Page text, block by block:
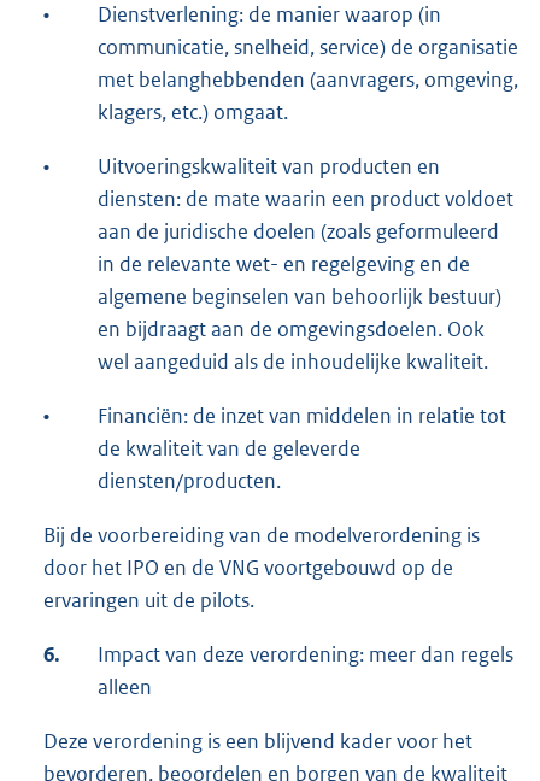
•
Dienstverlening: de manier waarop (in
communicatie, snelheid, service) de organisatie
met belanghebbenden (aanvragers, omgeving,
klagers, etc.) omgaat.
•
Uitvoeringskwaliteit van producten en
diensten: de mate waarin een product voldoet
aan de juridische doelen (zoals geformuleerd
in de relevante wet- en regelgeving en de
algemene beginselen van behoorlijk bestuur)
en bijdraagt aan de omgevingsdoelen. Ook
wel aangeduid als de inhoudelijke kwaliteit.
•
Financiën: de inzet van middelen in relatie tot
de kwaliteit van de geleverde
diensten/producten.
Bij de voorbereiding van de modelverordening is
door het IPO en de VNG voortgebouwd op de
ervaringen uit de pilots.
6.
Impact van deze verordening: meer dan regels
alleen
Deze verordening is een blijvend kader voor het
bevorderen, beoordelen en borgen van de kwaliteit